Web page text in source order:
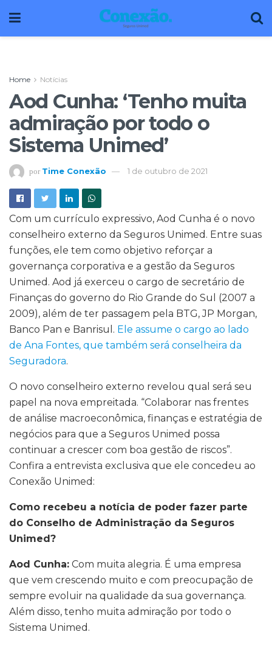
Home Notícias
Aod Cunha: ‘Tenho muita
admiração por todo o
Sistema Unimed’
por Time Conexão 1 de outubro de 2021
Com um currículo expressivo, Aod Cunha é o novo
conselheiro externo da Seguros Unimed. Entre suas
funções, ele tem como objetivo reforçar a
governança corporativa e a gestão da Seguros
Unimed. Aod já exerceu o cargo de secretário de
Finanças do governo do Rio Grande do Sul (2007 a
2009), além de ter passagem pela BTG, JP Morgan,
Banco Pan e Banrisul. Ele assume o cargo ao lado
de Ana Fontes, que também será conselheira da
Seguradora.
O novo conselheiro externo revelou qual será seu
papel na nova empreitada. “Colaborar nas frentes
de análise macroeconômica, finanças e estratégia de
negócios para que a Seguros Unimed possa
continuar a crescer com boa gestão de riscos”.
Confira a entrevista exclusiva que ele concedeu ao
Conexão Unimed:
Como recebeu a notícia de poder fazer parte
do Conselho de Administração da Seguros
Unimed?
Aod Cunha: Com muita alegria. É uma empresa
que vem crescendo muito e com preocupação de
sempre evoluir na qualidade da sua governança.
Além disso, tenho muita admiração por todo o
Sistema Unimed.